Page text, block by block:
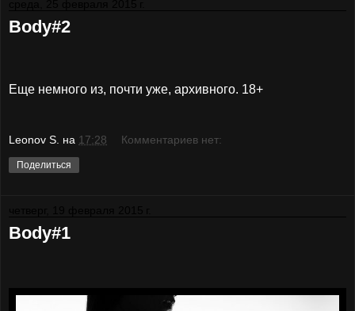
Body#2
Еще немного из, почти уже, архивного. 18+
Leonov S. на 17:28 Комментариев нет:
Поделиться
Body#1